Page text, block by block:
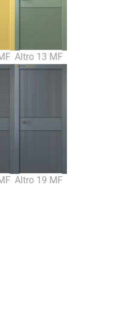
Altro 13 MF
Altro 19 MF